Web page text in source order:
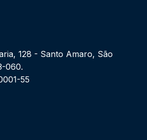
128 - Santo Amaro, São
060.
55